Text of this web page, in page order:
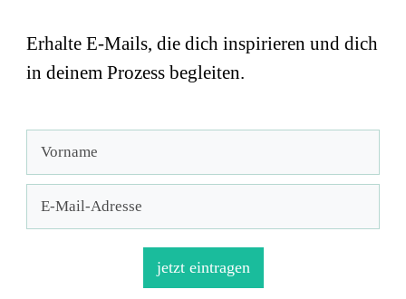
Erhalte E-Mails, die dich inspirieren und dich
in deinem Prozess begleiten.
jetzt eintragen